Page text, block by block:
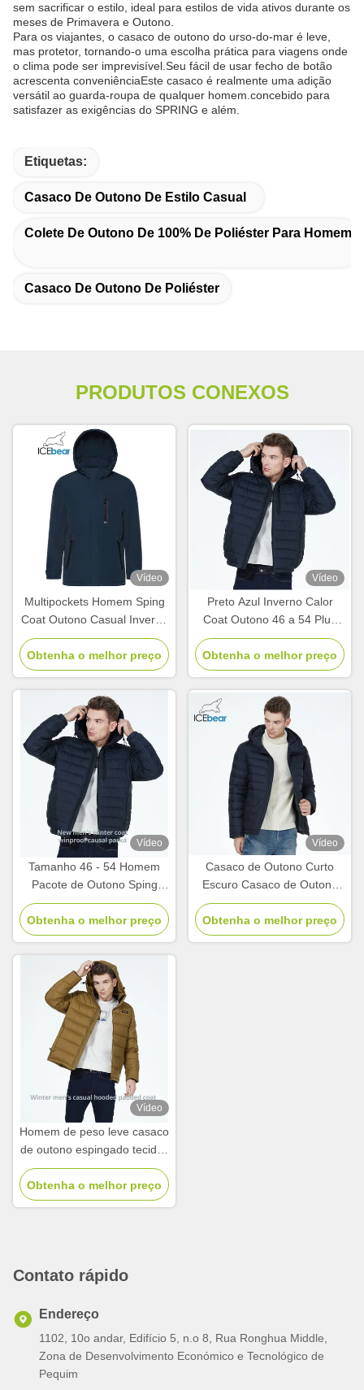
sem sacrificar o estilo, ideal para estilos de vida ativos durante os
meses de Primavera e Outono.
Para os viajantes, o casaco de outono do urso-do-mar é leve,
mas protetor, tornando-o uma escolha prática para viagens onde
o clima pode ser imprevisível.Seu fácil de usar fecho de botão
acrescenta conveniênciaEste casaco é realmente uma adição
versátil ao guarda-roupa de qualquer homem.concebido para
satisfazer as exigências do SPRING e além.
Etiquetas:
Casaco De Outono De Estilo Casual
Colete De Outono De 100% De Poliéster Para Homem
Casaco De Outono De Poliéster
PRODUTOS CONEXOS
Vídeo
Multipockets Homem Sping
Coat Outono Casual Inverno
Coat Para a água Lavar
mãos
Obtenha o melhor preço
Vídeo
Preto Azul Inverno Calor
Coat Outono 46 a 54 Plus
Tamanho Jaquetas Outono
Para Requisitos dos Clientes
Obtenha o melhor preço
Vídeo
Tamanho 46 - 54 Homem
Pacote de Outono Sping
Pacote de Inverno Azul
Escuro Para Requisitos do
Cliente
Obtenha o melhor preço
Vídeo
Casaco de Outono Curto
Escuro Casaco de Outono
Prático Impermeável Para
Europa Inverno
Obtenha o melhor preço
Vídeo
Homem de peso leve casaco
de outono espingado tecidos
duráveis de moda casaco de
outono masculino
Obtenha o melhor preço
Contato rápido
Endereço
1102, 10o andar, Edifício 5, n.o 8, Rua Ronghua Middle,
Zona de Desenvolvimento Económico e Tecnológico de
Pequim